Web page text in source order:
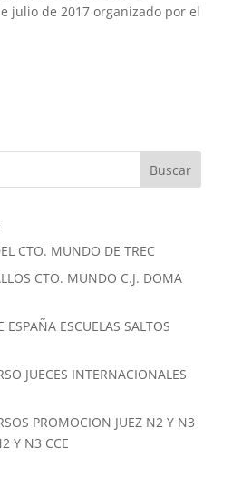
julio de 2017 organizado por el
CTO. MUNDO DE TREC
CTO. MUNDO C.J. DOMA
ESPAÑA ESCUELAS SALTOS
JUECES INTERNACIONALES
PROMOCION JUEZ N2 Y N3
Y N3 CCE